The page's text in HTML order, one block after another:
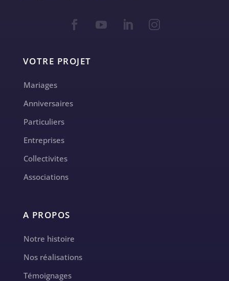
VOTRE PROJET
Mariages
Anniversaires
Particuliers
Entreprises
Collectivites
Associations
A PROPOS
Notre histoire
Nos réalisations
Témoignages